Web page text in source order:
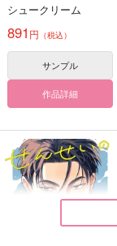
初恋を処する方法
竹書房
（税込）
シュークリーム
891 円 （税込）
サンプル
作品詳細